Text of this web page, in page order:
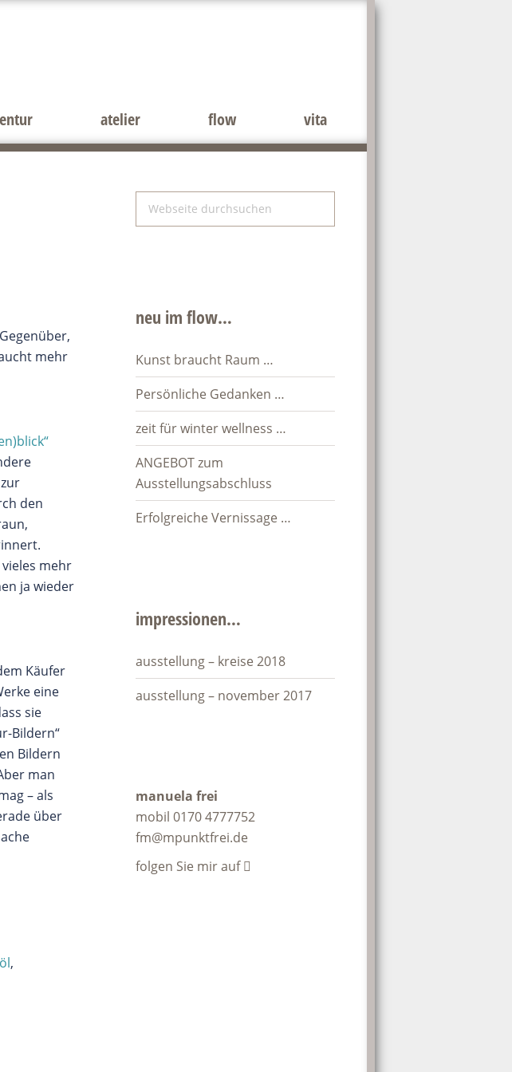
atelier flow vita
mehr
den
mehr
ja wieder
Käufer
eine
sie
Bildern“
Bildern
man
– als
über
öl,
Seitenspalte
Webseite
durchsuchen
neu im flow…
Kunst braucht Raum …
Persönliche Gedanken …
zeit für winter wellness …
ANGEBOT zum
Ausstellungsabschluss
Erfolgreiche Vernissage …
impressionen…
ausstellung – kreise 2018
ausstellung – november 2017
manuela frei
mobil 0170 4777752
fm@mpunktfrei.de
folgen Sie mir auf